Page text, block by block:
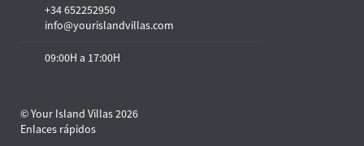
+34 652252950
info@yourislandvillas.com
09:00H a 17:00H
© Your Island Villas 2026
Enlaces rápidos